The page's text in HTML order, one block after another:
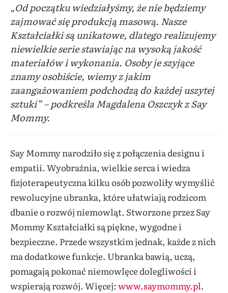
„Od początku wiedziałyśmy, że nie będziemy
zajmować się produkcją masową. Nasze
Kształciałki są unikatowe, dlatego realizujemy
niewielkie serie stawiając na wysoką jakość
materiałów i wykonania. Osoby je szyjące
znamy osobiście, wiemy z jakim
zaangażowaniem podchodzą do każdej uszytej
sztuki”– podkreśla Magdalena Oszczyk z Say
Mommy.
Say Mommy narodziło się z połączenia designu i
empatii. Wyobraźnia, wielkie serca i wiedza
fizjoterapeutyczna kilku osób pozwoliły wymyślić
rewolucyjne ubranka, które ułatwiają rodzicom
dbanie o rozwój niemowląt. Stworzone przez Say
Mommy Kształciałki są piękne, wygodne i
bezpieczne. Przede wszystkim jednak, każde z nich
ma dodatkowe funkcje. Ubranka bawią, uczą,
pomagają pokonać niemowlęce dolegliwości i
wspierają rozwój. Więcej: www.saymommy.pl.